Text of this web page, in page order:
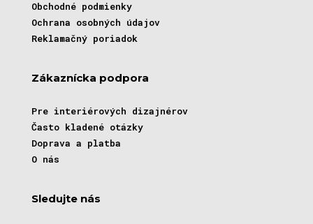
Obchodné podmienky
Ochrana osobných údajov
Reklamačný poriadok
Zákaznícka podpora
Pre interiérových dizajnérov
Často kladené otázky
Doprava a platba
O nás
Sledujte nás